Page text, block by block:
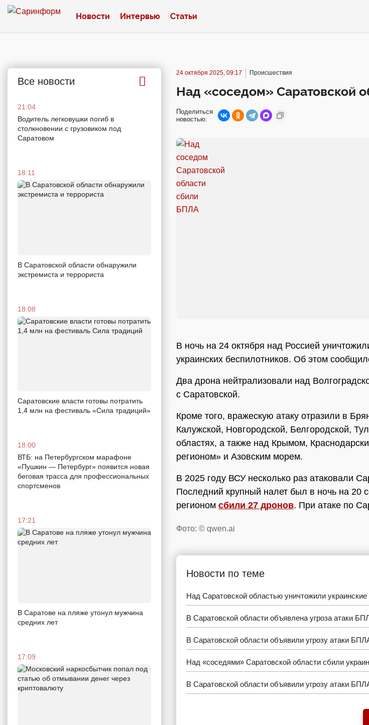
Новости Интервью Статьи
Все новости
21:04
Водитель легковушки погиб в
столкновении с грузовиком под
Саратовом
18:11
В Саратовской области обнаружили
экстремиста и террориста
18:08
Саратовские власти готовы потратить
1,4 млн на фестиваль «Сила традиций»
18:00
ВТБ: на Петербургском марафоне
«Пушкин — Петербург» появится новая
беговая трасса для профессиональных
спортсменов
17:21
В Саратове на пляже утонул мужчина
средних лет
17:09
24 октября 2025, 09:17 Происшествия
Над «соседом» Саратовской
Поделиться
новостью:
В ночь на 24 октября над Россией
украинских беспилотников. Об этом
Два дрона нейтрализовали над
с Саратовской.
Кроме того, вражескую атаку отразили в
Калужской, Новгородской, Белгородской,
областях, а также над Крымом,
регионом» и Азовским морем.
В 2025 году ВСУ несколько раз атаковали
Последний крупный налет был в ночь на 20
регионом сбили 27 дронов. При атаке по
Фото: © qwen.ai
Новости по теме
Над Саратовской областью уничтожили украинские
В Саратовской области объявлена угроза атаки
В Саратовской области объявили угрозу атаки
Над «соседями» Саратовской области сбили
В Саратовской области объявили угрозу атаки